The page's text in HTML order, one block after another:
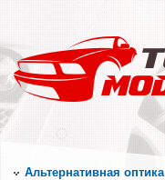
Альтернативная оптика